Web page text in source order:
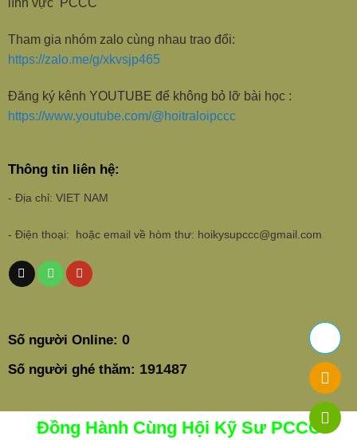
lĩnh vực PCCC
Tham gia nhóm zalo cùng nhau trao đổi:
https://zalo.me/g/xkvsjp465
Đăng ký kênh YOUTUBE để không bỏ lỡ bài học :
https://www.youtube.com/@hoitraloipccc
Thông tin liên hệ:
- Địa chỉ: VIET NAM
- Điện thoại: hoặc email về hòm thư: hoikysupccc@gmail.com
Số người Online: 0
Số người ghé thăm: 191487
Đồng Hành Cùng Hội Kỹ Sư PCCC